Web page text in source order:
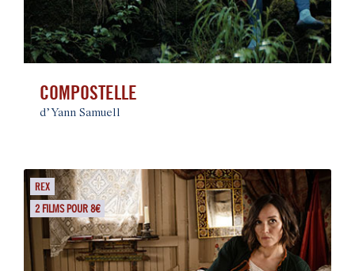
COMPOSTELLE
d’Yann Samuell
REX
2 FILMS POUR 8€